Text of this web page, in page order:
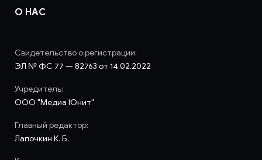
О НАС
Свидетельство о регистрации:
ЭЛ № ФС 77 — 82763 от 14.02.2022
Учредитель:
ООО "Медиа Юнит"
Главный редактор:
Лапочкин К. Б.